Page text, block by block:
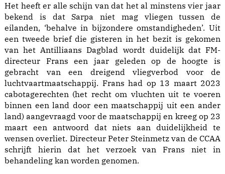
Het heeft er alle schijn van dat het al minstens vier jaar
bekend is dat Sarpa niet mag vliegen tussen de
eilanden, ‘behalve in bijzondere omstandigheden’. Uit
een tweede brief die gisteren in het bezit is gekomen
van het Antilliaans Dagblad wordt duidelijk dat FM-
directeur Frans een jaar geleden op de hoogte is
gebracht van een dreigend vliegverbod voor de
luchtvaartmaatschappij. Frans had op 13 maart 2023
cabotagerechten (het recht om vluchten uit te voeren
binnen een land door een maatschappij uit een ander
land) aangevraagd voor de maatschappij en kreeg op 23
maart een antwoord dat niets aan duidelijkheid te
wensen overliet. Directeur Peter Steinmetz van de CCAA
schrijft hierin dat het verzoek van Frans niet in
behandeling kan worden genomen.